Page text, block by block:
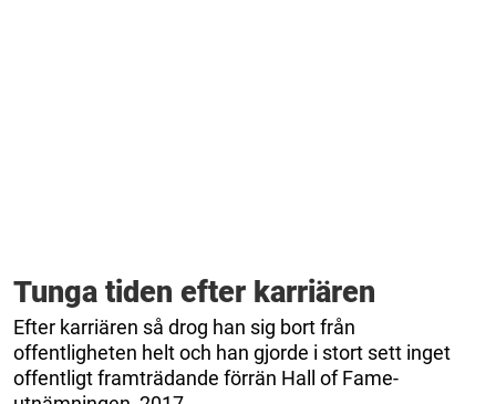
Tunga tiden efter karriären
Efter karriären så drog han sig bort från
offentligheten helt och han gjorde i stort sett inget
offentligt framträdande förrän Hall of Fame-